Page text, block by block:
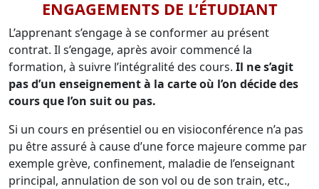
ENGAGEMENTS DE L’ÉTUDIANT
L’apprenant s’engage à se conformer au présent
contrat. Il s’engage, après avoir commencé la
formation, à suivre l’intégralité des cours. Il ne s’agit
pas d’un enseignement à la carte où l’on décide des
cours que l’on suit ou pas.
Si un cours en présentiel ou en visioconférence n’a pas
pu être assuré à cause d’une force majeure comme par
exemple grève, confinement, maladie de l’enseignant
principal, annulation de son vol ou de son train, etc.,